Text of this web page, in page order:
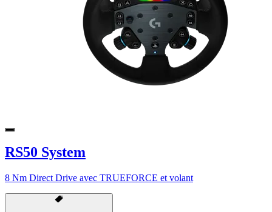
RS50 System
8 Nm Direct Drive avec TRUEFORCE et volant